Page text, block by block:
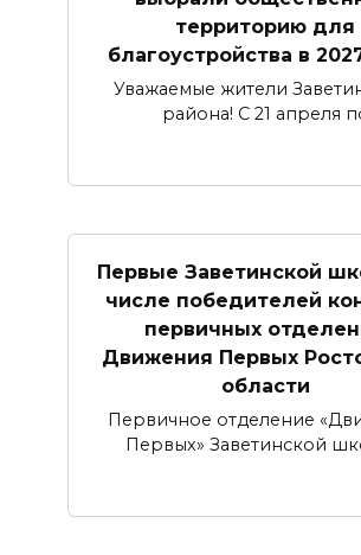
территорию для
благоустройства в
Уважаемые жители
района! С 21 апреля
Первые Заветинской
числе победителей
первичных
Движения Первых
области
Первичное отделение
Первых» Заветинской